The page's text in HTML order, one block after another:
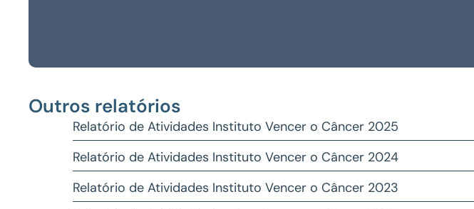
Outros relatórios
Relatório de Atividades Instituto Vencer o Câncer 2025
Relatório de Atividades Instituto Vencer o Câncer 2024
Relatório de Atividades Instituto Vencer o Câncer 2023